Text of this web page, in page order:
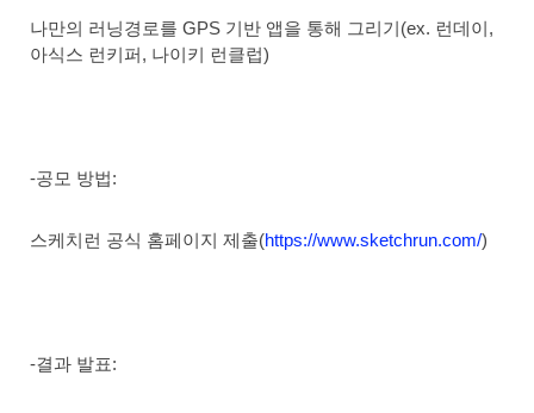
나만의 러닝경로를 GPS 기반 앱을 통해 그리기(ex. 런데이,
아식스 런키퍼, 나이키 런클럽)
-공모 방법:
스케치런 공식 홈페이지 제출(https://www.sketchrun.com/)
-결과 발표: